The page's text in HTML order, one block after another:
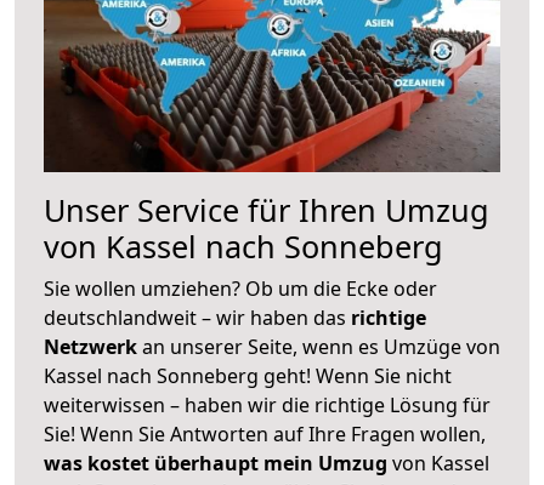
Unser Service für Ihren Umzug
von Kassel nach Sonneberg
Sie wollen umziehen? Ob um die Ecke oder
deutschlandweit – wir haben das richtige
Netzwerkan unserer Seite, wenn es Umzüge von
Kassel nach Sonneberg geht! Wenn Sie nicht
weiterwissen – haben wir die richtige Lösung für
Sie! Wenn Sie Antworten auf Ihre Fragen wollen,
was kostet überhaupt mein Umzug von Kassel